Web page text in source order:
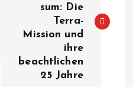
sum: Die
Terra-
Mission und
ihre
beachtlichen
25 Jahre